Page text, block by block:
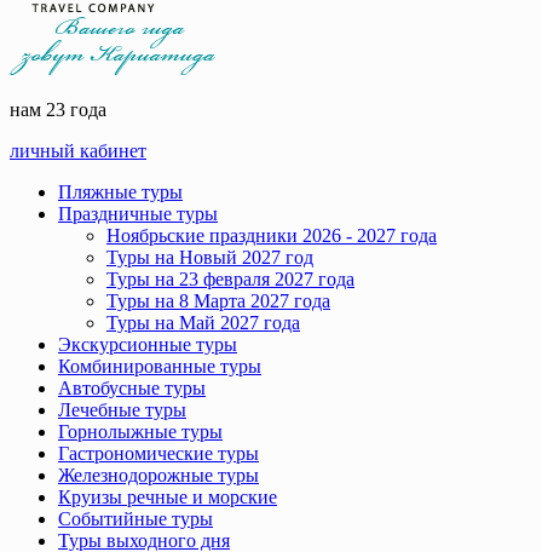
нам 23 года
личный кабинет
Пляжные туры
Праздничные туры
Ноябрьские праздники 2026 - 2027 года
Туры на Новый 2027 год
Туры на 23 февраля 2027 года
Туры на 8 Марта 2027 года
Туры на Май 2027 года
Экскурсионные туры
Комбинированные туры
Автобусные туры
Лечебные туры
Горнолыжные туры
Гастрономические туры
Железнодорожные туры
Круизы речные и морские
Событийные туры
Туры выходного дня